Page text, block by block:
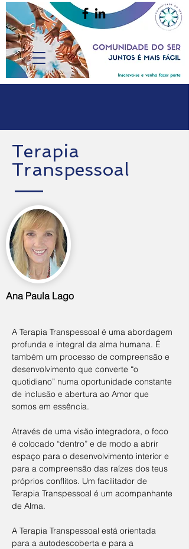
Terapia
Transpessoal
Ana Paula Lago
A Terapia Transpessoal é uma abordagem
profunda e integral da alma humana. É
também um processo de compreensão e
desenvolvimento que converte “o
quotidiano” numa oportunidade constante
de inclusão e abertura ao Amor que
somos em essência.
Através de uma visão integradora, o foco
é colocado “dentro” e de modo a abrir
espaço para o desenvolvimento interior e
para a compreensão das raízes dos teus
próprios conflitos. Um facilitador de
Terapia Transpessoal é um acompanhante
de Alma.
A Terapia Transpessoal está orientada
para a autodescoberta e para a